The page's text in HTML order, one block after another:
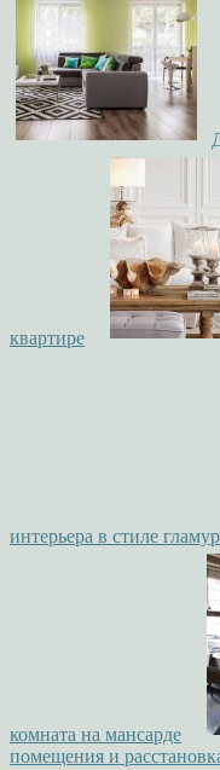
квартире
интерьера в стиле гламур
комната на мансарде
помещения и